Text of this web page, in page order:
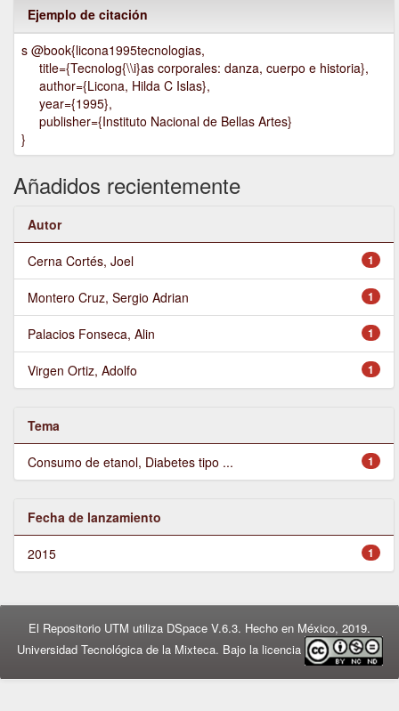
Ejemplo de citación
s @book{licona1995tecnologias,
title={Tecnolog{\\i}as corporales: danza, cuerpo e historia},
author={Licona, Hilda C Islas},
year={1995},
publisher={Instituto Nacional de Bellas Artes}
}
Añadidos recientemente
Autor
1
Cerna Cortés, Joel
1
Montero Cruz, Sergio Adrian
1
Palacios Fonseca, Alin
1
Virgen Ortiz, Adolfo
Tema
1
Consumo de etanol, Diabetes tipo ...
Fecha de lanzamiento
1
2015
El Repositorio UTM utiliza DSpace V.6.3. Hecho en México, 2019.
Universidad Tecnológica de la Mixteca. Bajo la licencia